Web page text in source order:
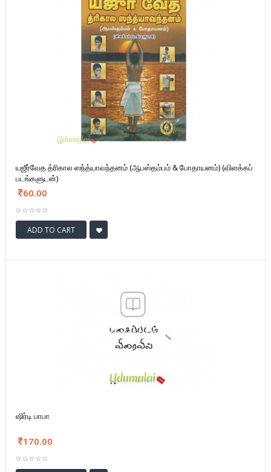
யஜீர்வேத த்ரிகால ஸந்த்யாவந்தனம் (ஆபஸ்தம்பம் & போதாயனம்) (விளக்கப்
படங்களுடன்)
60.00
ADD TO CART
ஷிர்டி பாபா
170.00